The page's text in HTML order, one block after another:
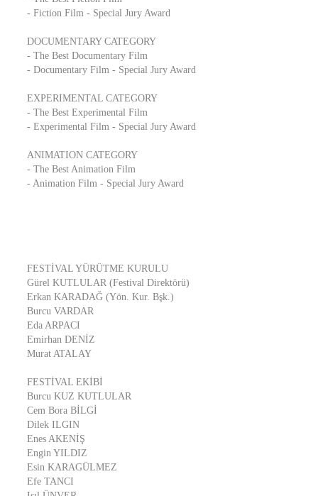
- Fiction Film - Special Jury Award
DOCUMENTARY CATEGORY
- The Best Documentary Film
- Documentary Film - Special Jury Award
EXPERIMENTAL CATEGORY
- The Best Experimental Film
- Experimental Film - Special Jury Award
ANIMATION CATEGORY
- The Best Animation Film
- Animation Film - Special Jury Award
FESTİVAL YÜRÜTME KURULU
Gürel KUTLULAR (Festival Direktörü)
Erkan KARADAĞ (Yön. Kur. Bşk.)
Burcu VARDAR
Eda ARPACI
Emirhan DENİZ
Murat ATALAY
FESTİVAL EKİBİ
Burcu KUZ KUTLULAR
Cem Bora BİLGİ
Dilek ILGIN
Enes AKENİŞ
Engin YILDIZ
Esin KARAGÜLMEZ
Efe TANCI